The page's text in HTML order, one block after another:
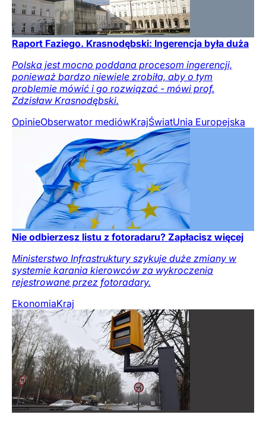
Raport Faziego. Krasnodębski: Ingerencja była duża
Polska jest mocno poddana procesom ingerencji,
ponieważ bardzo niewiele zrobiła, aby o tym
problemie mówić i go rozwiązać - mówi prof.
Zdzisław Krasnodębski.
OpinieObserwator mediówKrajŚwiatUnia Europejska
Nie odbierzesz listu z fotoradaru? Zapłacisz więcej
Ministerstwo Infrastruktury szykuje duże zmiany w
systemie karania kierowców za wykroczenia
rejestrowane przez fotoradary.
EkonomiaKraj